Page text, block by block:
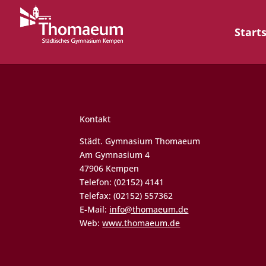
Kontakt
Städt. Gymnasium Thomaeum
Am Gymnasium 4
47906 Kempen
Telefon: (02152) 4141
Telefax: (02152) 557362
E-Mail: info@thomaeum.de
Web:www.thomaeum.de